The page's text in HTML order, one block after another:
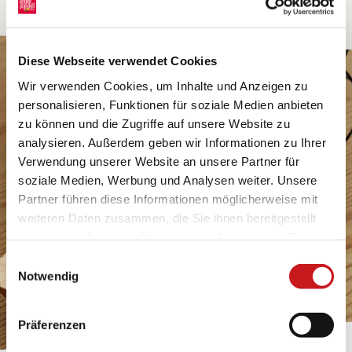
Diese Webseite verwendet Cookies
Wir verwenden Cookies, um Inhalte und Anzeigen zu
personalisieren, Funktionen für soziale Medien anbieten
zu können und die Zugriffe auf unsere Website zu
analysieren. Außerdem geben wir Informationen zu Ihrer
Verwendung unserer Website an unsere Partner für
soziale Medien, Werbung und Analysen weiter. Unsere
Partner führen diese Informationen möglicherweise mit
weiteren Daten zusammen, die Sie ihnen bereitgestellt
Datenschutzhinweisen
mehr darüber, wer wir sind, wie
personenbezogene Daten verarbeiten. Hier geht’s zum
Impressum.
Notwendig
Präferenzen